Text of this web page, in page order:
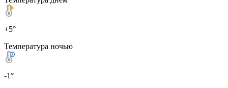
+5°
Температура ночью
-1°